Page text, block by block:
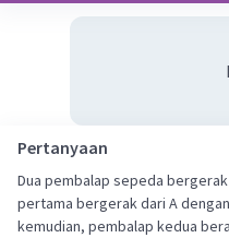
Pertanyaan
Dua pembalap sepeda
pertama bergerak dari A
kemudian, pembalap kedua